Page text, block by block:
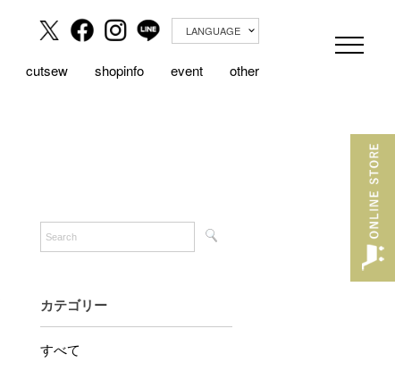
LANGUAGE
cutsew shopinfo event other
カテゴリー
すべて